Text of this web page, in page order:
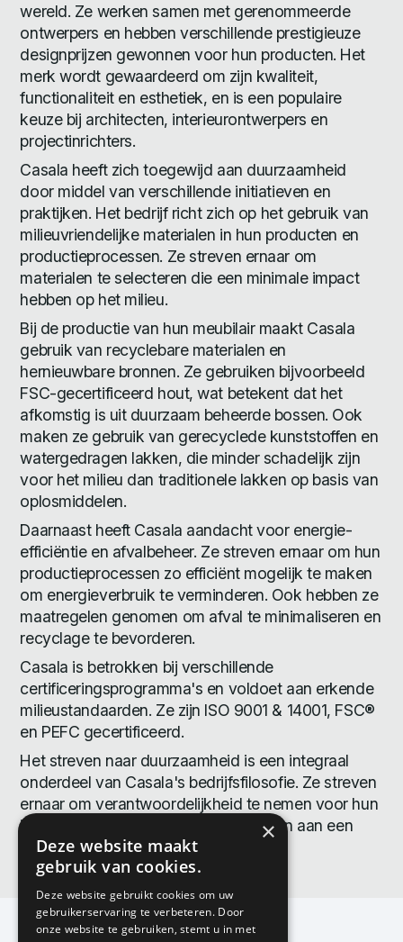
wereld. Ze werken samen met gerenommeerde
ontwerpers en hebben verschillende prestigieuze
designprijzen gewonnen voor hun producten. Het
merk wordt gewaardeerd om zijn kwaliteit,
functionaliteit en esthetiek, en is een populaire
keuze bij architecten, interieurontwerpers en
projectinrichters.
Casala heeft zich toegewijd aan duurzaamheid
door middel van verschillende initiatieven en
praktijken. Het bedrijf richt zich op het gebruik van
milieuvriendelijke materialen in hun producten en
productieprocessen. Ze streven ernaar om
materialen te selecteren die een minimale impact
hebben op het milieu.
Bij de productie van hun meubilair maakt Casala
gebruik van recyclebare materialen en
hernieuwbare bronnen. Ze gebruiken bijvoorbeeld
FSC-gecertificeerd hout, wat betekent dat het
afkomstig is uit duurzaam beheerde bossen. Ook
maken ze gebruik van gerecyclede kunststoffen en
watergedragen lakken, die minder schadelijk zijn
voor het milieu dan traditionele lakken op basis van
oplosmiddelen.
Daarnaast heeft Casala aandacht voor energie-
efficiëntie en afvalbeheer. Ze streven ernaar om hun
productieprocessen zo efficiënt mogelijk te maken
om energieverbruik te verminderen. Ook hebben ze
maatregelen genomen om afval te minimaliseren en
recyclage te bevorderen.
Casala is betrokken bij verschillende
certificeringsprogramma's en voldoet aan erkende
milieustandaarden. Ze zijn ISO 9001 & 14001, FSC®
en PEFC gecertificeerd.
Het streven naar duurzaamheid is een integraal
onderdeel van Casala's bedrijfsfilosofie. Ze streven
ernaar om verantwoordelijkheid te nemen voor hun
impact op het milieu en zo bij te dragen aan een
meer duurzame toekomst.
×
Deze website maakt
gebruik van cookies.
Deze website gebruikt cookies om uw
gebruikerservaring te verbeteren. Door
onze website te gebruiken, stemt u in met